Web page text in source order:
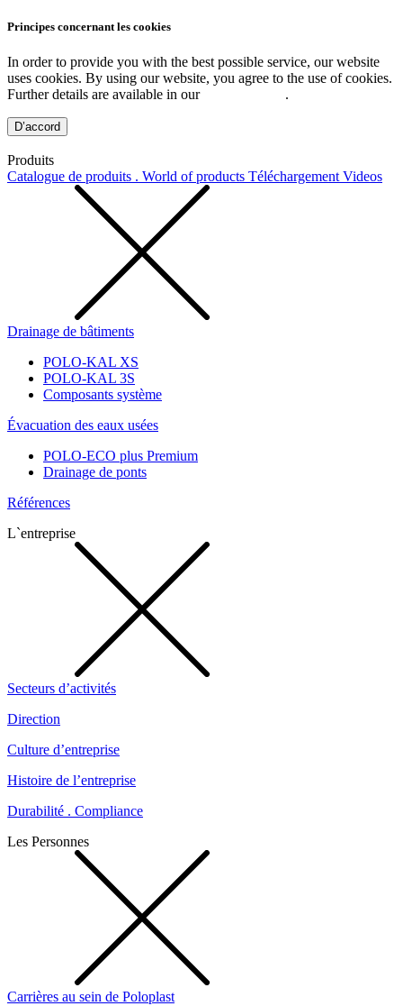
Principes concernant les cookies
In order to provide you with the best possible service, our website
uses cookies. By using our website, you agree to the use of cookies.
Further details are available in our
.
D’accord
Produits
Catalogue de produits . World of products Téléchargement Videos
Drainage de bâtiments
POLO-KAL XS
POLO-KAL 3S
Composants système
Évacuation des eaux usées
POLO-ECO plus Premium
Drainage de ponts
Références
L`entreprise
Secteurs d’activités
Direction
Culture d’entreprise
Histoire de l’entreprise
Durabilité . Compliance
Les Personnes
Carrières au sein de Poloplast